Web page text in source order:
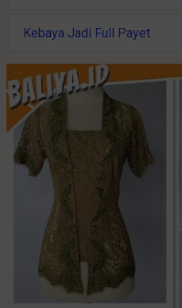
Kebaya Jadi Full Payet